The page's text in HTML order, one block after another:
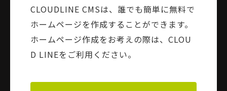
CLOUDLINE CMSは、誰でも簡単に無料で
ホームページを作成することができます。
ホームページ作成をお考えの際は、CLOU
D LINEをご利用ください。